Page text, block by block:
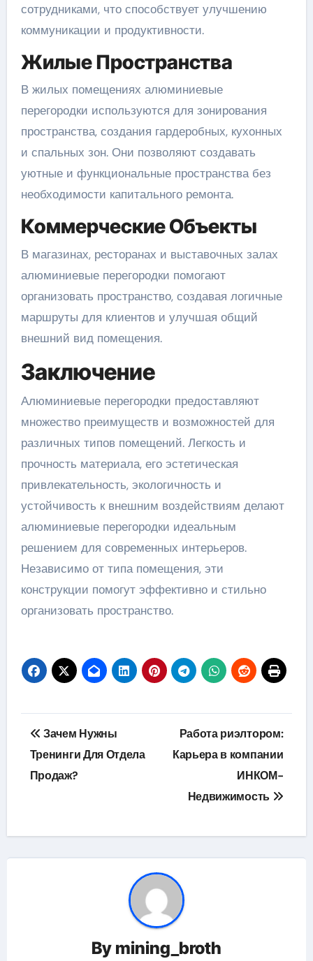
сотрудниками, что способствует улучшению
коммуникации и продуктивности.
Жилые Пространства
В жилых помещениях алюминиевые
перегородки используются для зонирования
пространства, создания гардеробных, кухонных
и спальных зон. Они позволяют создавать
уютные и функциональные пространства без
необходимости капитального ремонта.
Коммерческие Объекты
В магазинах, ресторанах и выставочных залах
алюминиевые перегородки помогают
организовать пространство, создавая логичные
маршруты для клиентов и улучшая общий
внешний вид помещения.
Заключение
Алюминиевые перегородки предоставляют
множество преимуществ и возможностей для
различных типов помещений. Легкость и
прочность материала, его эстетическая
привлекательность, экологичность и
устойчивость к внешним воздействиям делают
алюминиевые перегородки идеальным
решением для современных интерьеров.
Независимо от типа помещения, эти
конструкции помогут эффективно и стильно
организовать пространство.
Навигация
по
записям
Зачем Нужны
Тренинги Для Отдела
Продаж?
Работа риэлтором:
Карьера в компании
ИНКОМ-
Недвижимость
By mining_broth